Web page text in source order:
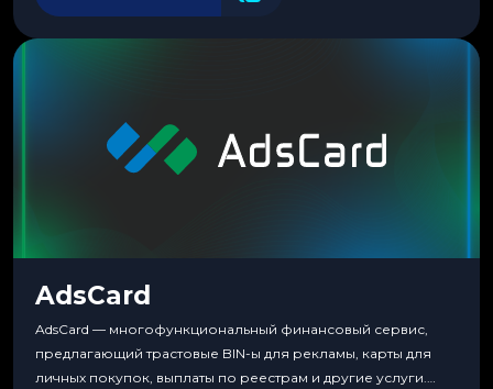
пока тот не докажет обратное делом. LuckyCards — история
AdsCard
AdsCard — многофункциональный финансовый сервис,
предлагающий трастовые BIN-ы для рекламы, карты для
личных покупок, выплаты по реестрам и другие услуги.